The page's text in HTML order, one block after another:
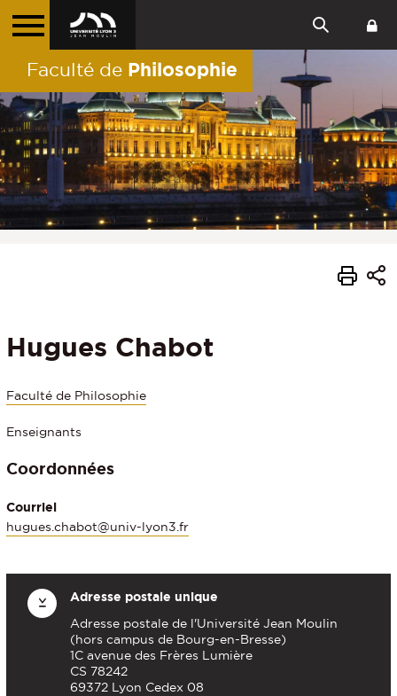
Faculté de Philosophie
Hugues Chabot
Faculté de Philosophie
Enseignants
Coordonnées
Courriel
hugues.chabot@univ-lyon3.fr
Adresse postale unique
Adresse postale de l'Université Jean Moulin
(hors campus de Bourg-en-Bresse)
1C avenue des Frères Lumière
CS 78242
69372 Lyon Cedex 08